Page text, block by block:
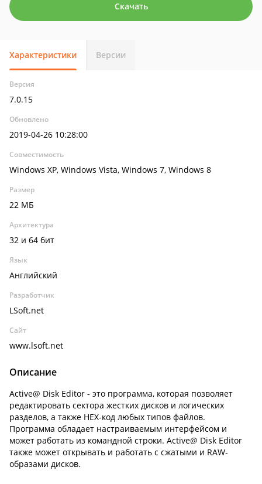
Скачать
Характеристики Версии
Версия
7.0.15
Обновлено
2019-04-26 10:28:00
Совместимость
Windows XP, Windows Vista, Windows 7, Windows 8
Размер
22 МБ
Архитектура
32 и 64 бит
Язык
Английский
Разработчик
LSoft.net
Сайт
www.lsoft.net
Описание
Active@ Disk Editor - это программа, которая позволяет
редактировать сектора жестких дисков и логических
разделов, а также HEX-код любых типов файлов.
Программа обладает настраиваемым интерфейсом и
может работать из командной строки. Active@ Disk Editor
также может открывать и работать с сжатыми и RAW-
образами дисков.